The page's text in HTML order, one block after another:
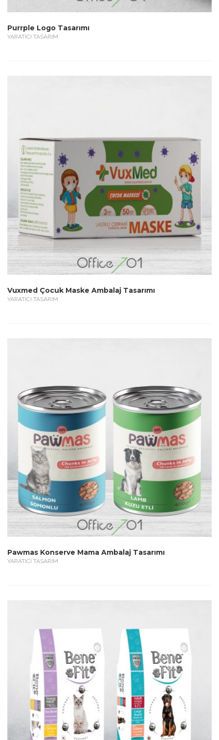
Purrple Logo Tasarımı
YARATICI TASARIM
Vuxmed Çocuk Maske Ambalaj Tasarımı
YARATICI TASARIM
Pawmas Konserve Mama Ambalaj Tasarımı
YARATICI TASARIM